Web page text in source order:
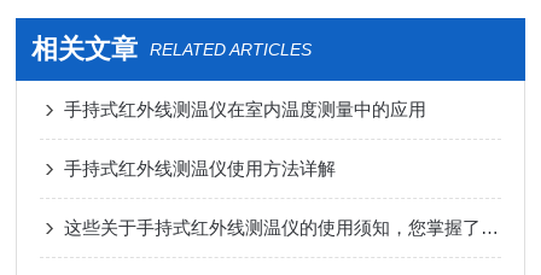
相关文章 RELATED ARTICLES
手持式红外线测温仪在室内温度测量中的应用
手持式红外线测温仪使用方法详解
这些关于手持式红外线测温仪的使用须知，您掌握了吗？